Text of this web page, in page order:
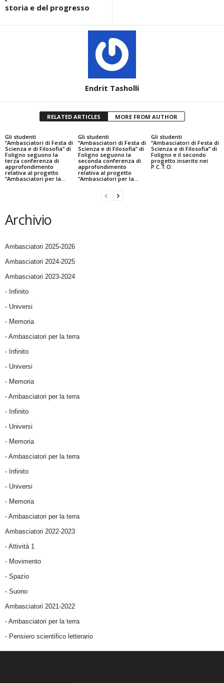
storia e del progresso
Endrit Tasholli
RELATED ARTICLES MORE FROM AUTHOR
Gli studenti
“Ambasciatori di Festa di
Scienza e di Filosofia” di
Foligno seguono la
terza conferenza di
approfondimento
relativa al progetto
“Ambasciatori per la...
Gli studenti
“Ambasciatori di Festa di
Scienza e di Filosofia” di
Foligno seguono la
seconda conferenza di
approfondimento
relativa al progetto
“Ambasciatori per la...
Gli studenti
“Ambasciatori di Festa di
Scienza e di Filosofia” di
Foligno e il secondo
progetto inserito nei
P.C.T.O.
Archivio
Ambasciatori 2025-2026
Ambasciatori 2024-2025
Ambasciatori 2023-2024
- Infinito
- Universi
- Memoria
- Ambasciatori per la terra
- Infinito
- Universi
- Memoria
- Ambasciatori per la terra
- Infinito
- Universi
- Memoria
- Ambasciatori per la terra
- Infinito
- Universi
- Memoria
- Ambasciatori per la terra
Ambasciatori 2022-2023
- Attività 1
- Movimento
- Spazio
- Suono
Ambasciatori 2021-2022
- Ambasciatori per la terra
- Pensiero scientifico letterario